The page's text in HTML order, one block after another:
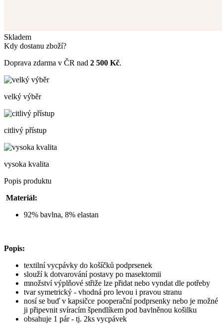
Skladem
Kdy dostanu zboží?
Doprava zdarma v ČR nad 2 500 Kč.
velký výběr
citlivý přístup
vysoka kvalita
Popis produktu
Materiál:
92% bavlna, 8% elastan
Popis:
textilní vycpávky do košíčků podprsenek
slouží k dotvarování postavy po masektomii
množství výplňové střiže lze přidat nebo vyndat dle potřeby
tvar symetrický - vhodná pro levou i pravou stranu
nosí se buď v kapsičce pooperační podprsenky nebo je možné
ji připevnit svíracím špendlíkem pod bavlněnou košilku
obsahuje 1 pár - tj. 2ks vycpávek